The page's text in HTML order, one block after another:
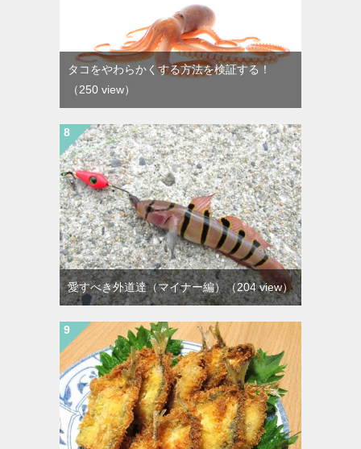
タコをやわらかくする方法を検証する！
（250 view）
愛すべき外道達（マイナー編）（204 view）